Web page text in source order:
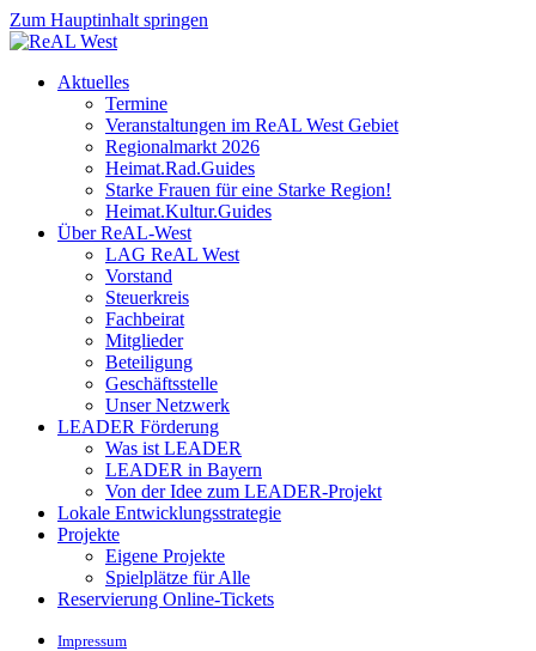
Zum Hauptinhalt springen
Aktuelles
Termine
Veranstaltungen im ReAL West Gebiet
Regionalmarkt 2026
Heimat.Rad.Guides
Starke Frauen für eine Starke Region!
Heimat.Kultur.Guides
Über ReAL-West
LAG ReAL West
Vorstand
Steuerkreis
Fachbeirat
Mitglieder
Beteiligung
Geschäftsstelle
Unser Netzwerk
LEADER Förderung
Was ist LEADER
LEADER in Bayern
Von der Idee zum LEADER-Projekt
Lokale Entwicklungsstrategie
Projekte
Eigene Projekte
Spielplätze für Alle
Reservierung Online-Tickets
Impressum